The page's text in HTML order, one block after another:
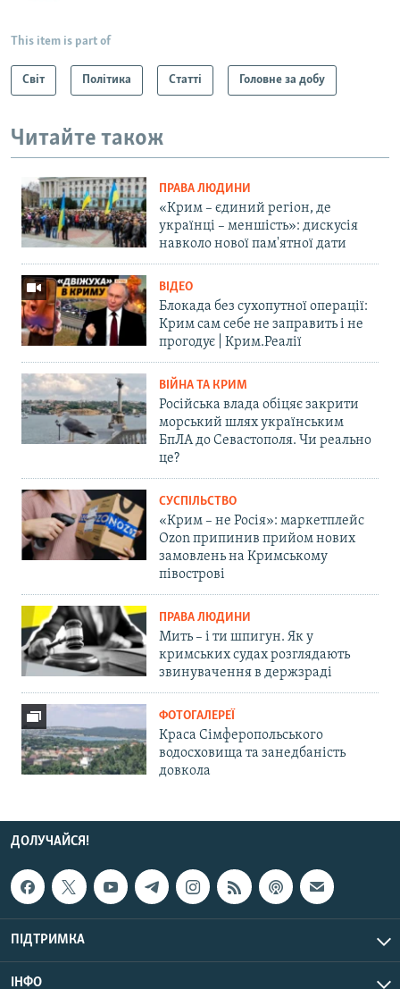
This item is part of
Світ Політика Статті Головне за добу
Читайте також
ПРАВА ЛЮДИНИ
«Крим – єдиний регіон, де
українці – меншість»: дискусія
навколо нової пам'ятної дати
ВІДЕО
Блокада без сухопутної операції:
Крим сам себе не заправить і не
прогодує | Крим.Реалії
ВІЙНА ТА КРИМ
Російська влада обіцяє закрити
морський шлях українським
БпЛА до Севастополя. Чи реально
це?
СУСПІЛЬСТВО
«Крим – не Росія»: маркетплейс
Ozon припинив прийом нових
замовлень на Кримському
півострові
ПРАВА ЛЮДИНИ
Мить – і ти шпигун. Як у
кримських судах розглядають
звинувачення в держзраді
ФОТОГАЛЕРЕЇ
Краса Сімферопольського
водосховища та занедбаність
довкола
ДОЛУЧАЙСЯ!
ПІДТРИМКА
ІНФО